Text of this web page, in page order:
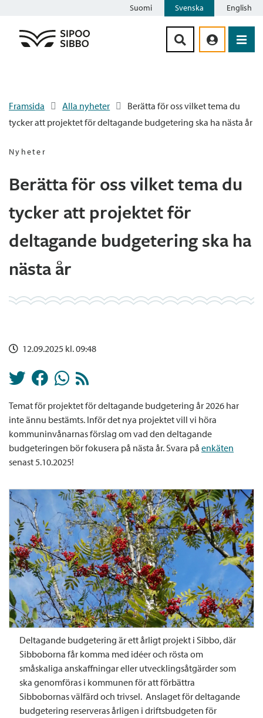
Suomi Svenska English
Framsida Alla nyheter
Berätta för oss vilket tema du
tycker att projektet för deltagande budgetering ska ha nästa år
Nyheter
Berätta för oss vilket tema du
tycker att projektet för
deltagande budgetering ska ha
nästa år
12.09.2025 kl. 09:48
Temat för projektet för deltagande budgetering år 2026 har
inte ännu bestämts. Inför det nya projektet vill vi höra
kommuninvånarnas förslag om vad den deltagande
budgeteringen bör fokusera på nästa år. Svara påenkäten
senast 5.10.2025!
Deltagande budgetering är ett årligt projekt i Sibbo, där
Sibboborna får komma med idéer och rösta om
småskaliga anskaffningar eller utvecklingsåtgärder som
ska genomföras i kommunen för att förbättra
Sibbobornas välfärd och trivsel. Anslaget för deltagande
budgetering reserveras årligen i driftsbudgeten för